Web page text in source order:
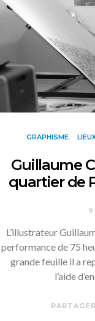
GRAPHISME
Guillaume
quartier de
9
L’illustrateur
performance de 75
grande feuille il a
l’aide
PARTAGER